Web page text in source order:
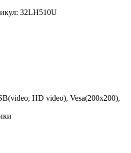
32LH510U
HD video), Vesa(200x200),